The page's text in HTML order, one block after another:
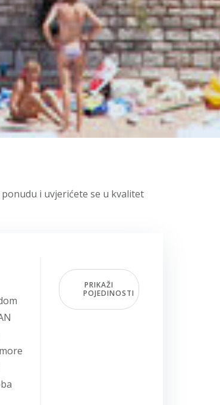
i uvjerićete se u kvalitet
PRIKAŽI
POJEDINOSTI